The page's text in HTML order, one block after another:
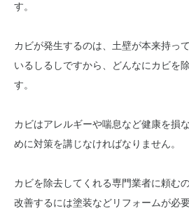
す。
カビが発生するのは、土壁が本来持っ
いるしるしですから、どんなにカビを
す。
カビはアレルギーや喘息など健康を損
めに対策を講じなければなりません。
カビを除去してくれる専門業者に頼む
改善するには塗装などリフォームが必要